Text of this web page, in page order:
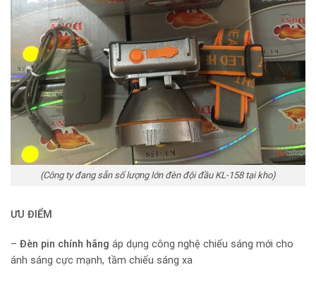
(Công ty đang sẵn số lượng lớn đèn đội đầu KL-158 tại kho)
ƯU ĐIỂM
– Đèn pin chính hãng áp dụng công nghệ chiếu sáng mới cho
ánh sáng cực mạnh, tầm chiếu sáng xa